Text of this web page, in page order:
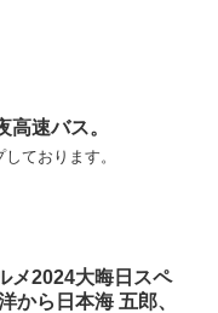
高速バス。
ております。
メ2024大晦日スペ
から日本海 五郎、